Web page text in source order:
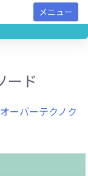
メニュー
ード
ーバーテクノク